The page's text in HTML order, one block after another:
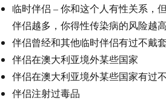
临时伴侣 – 你和这个人有性关系，
伴侣越多，你得性传染病的风险越高
伴侣曾经和其他临时伴侣有过不戴
伴侣在澳大利亚境外某些国家
伴侣在澳大利亚境外某些国家有过
伴侣注射过毒品